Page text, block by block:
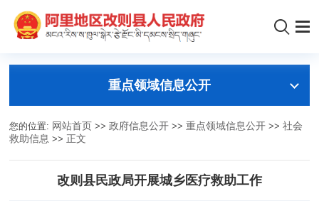
重点领域信息公开
您的位置: 网站首页 >>政府信息公开 >>重点领域信息公开 >>社会
救助信息 >> 正文
改则县民政局开展城乡医疗救助工作